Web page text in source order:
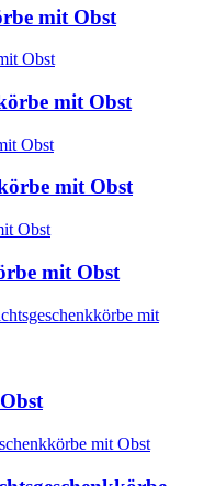
mit Obst
mit Obst
mit Obst
mit Obst